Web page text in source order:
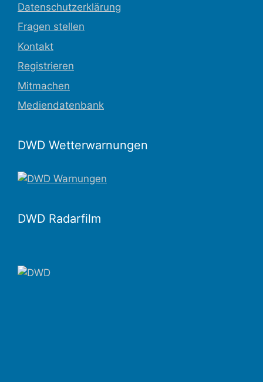
Datenschutzerklärung
Fragen stellen
Kontakt
Registrieren
Mitmachen
Mediendatenbank
DWD Wetterwarnungen
DWD Radarfilm